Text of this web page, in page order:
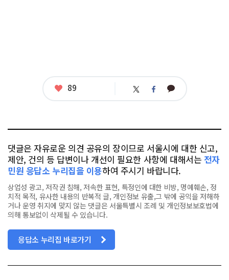
좋
89 트 페 카
댓글은 자유로운 의견 공유의 장이므로 서울시에 대한 신고,
제안, 건의 등 답변이나 개선이 필요한 사항에 대해서는 전자
민원 응답소 누리집을 이용하여 주시기 바랍니다.
상업성 광고, 저작권 침해, 저속한 표현, 특정인에 대한 비방, 명예훼손, 정
치적 목적, 유사한 내용의 반복적 글, 개인정보 유출,그 밖에 공익을 저해하
거나 운영 취지에 맞지 않는 댓글은 서울특별시 조례 및 개인정보보호법에
의해 통보없이 삭제될 수 있습니다.
응답소 누리집 바로가기